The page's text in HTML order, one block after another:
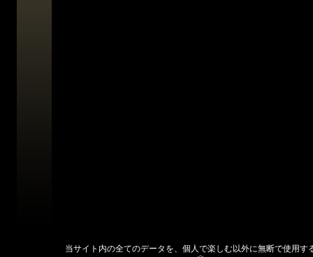
当サイト内の全てのデータを、個人で楽しむ以外に無断で使用す